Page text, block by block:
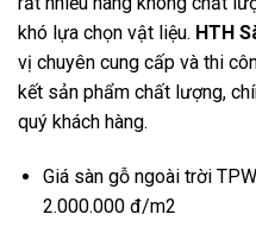
khó lựa chọn vật liệu. HTH
vị chuyên cung cấp và thi
kết sản phẩm chất lượng,
quý khách hàng.
Giá sàn gỗ ngoài trời
2.000.000 đ/m2